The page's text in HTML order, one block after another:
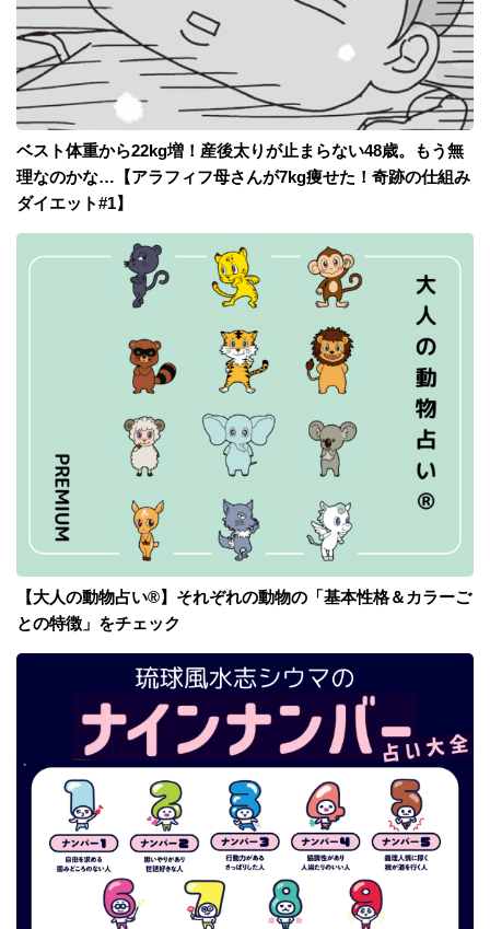
ベスト体重から22kg増！産後太りが止まらない48歳。もう無
理なのかな…【アラフィフ母さんが7kg痩せた！奇跡の仕組み
ダイエット#1】
【大人の動物占い®】それぞれの動物の「基本性格＆カラーご
との特徴」をチェック